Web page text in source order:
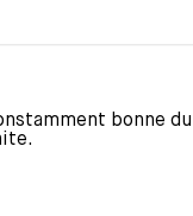
bonne